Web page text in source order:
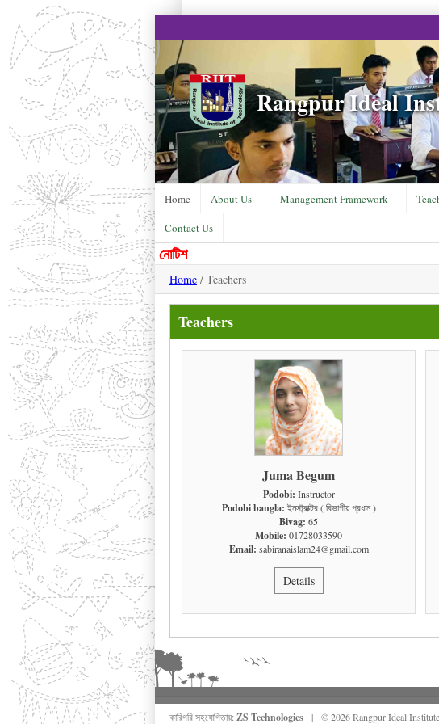
Rangpur Ideal
Home About Us Management Framework
Contact Us
নোটিশ
Home / Teachers
Teachers
Juma Begum
Podobi: Instructor
Podobi bangla: ইনস্ট্রাক্টর ( বিভাগীয় প্রধান )
Bivag: 65
Mobile: 01728033590
Email: sabiranaislam24@gmail.com
Details
কারিগরি সহযোগিতায়: ZS Technologies | © 2026 Rangpur Ideal